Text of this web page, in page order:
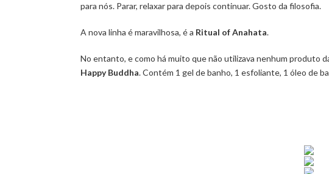
para nós. Parar, relaxar para depois continuar. Gosto da filosofia.
A nova linha é maravilhosa, é a Ritual of Anahata.
No entanto, e como há muito que não utilizava nenhum produto
Happy Buddha. Contém 1 gel de banho, 1 esfoliante, 1 óleo de